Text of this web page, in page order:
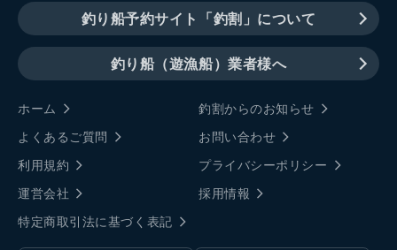
釣り船予約サイト「釣割」について
釣り船（遊漁船）業者様へ
ホーム
釣割からのお知らせ
よくあるご質問
お問い合わせ
利用規約
プライバシーポリシー
運営会社
採用情報
特定商取引法に基づく表記